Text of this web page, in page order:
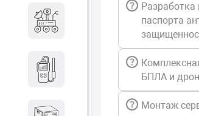
Антитеррористическое
Дозиметрическое
Атомно-эмиссионные
Разработка
паспорта
БПЛА и
Монтаж